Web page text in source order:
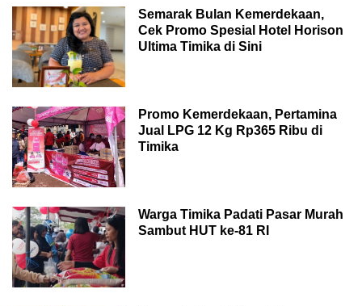
Semarak Bulan Kemerdekaan,
Cek Promo Spesial Hotel Horison
Ultima Timika di Sini
Promo Kemerdekaan, Pertamina
Jual LPG 12 Kg Rp365 Ribu di
Timika
Warga Timika Padati Pasar Murah
Sambut HUT ke-81 RI